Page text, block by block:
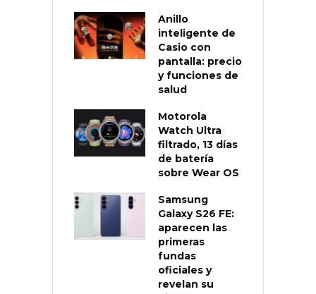
Anillo
inteligente de
Casio con
pantalla: precio
y funciones de
salud
Motorola
Watch Ultra
filtrado, 13 días
de batería
sobre Wear OS
Samsung
Galaxy S26 FE:
aparecen las
primeras
fundas
oficiales y
revelan su